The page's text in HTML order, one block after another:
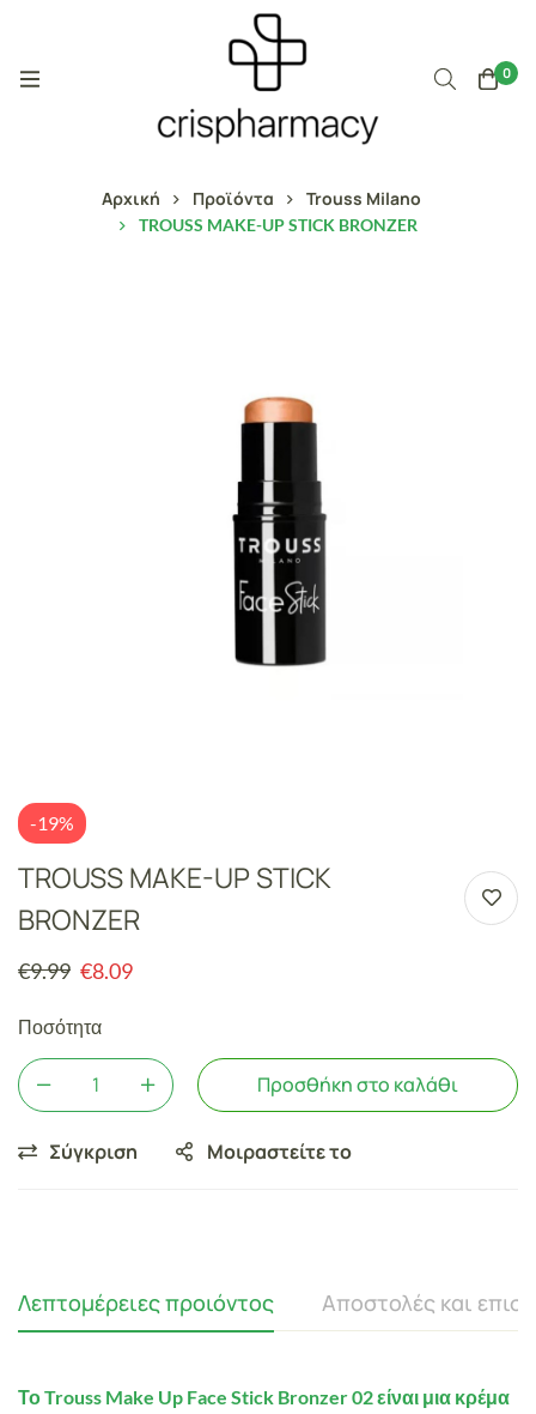
0
Αρχική Προϊόντα Trouss Milano
TROUSS MAKE-UP STICK BRONZER
-19%
TROUSS MAKE-UP STICK
BRONZER
€9.99 €8.09
Ποσότητα
Προσθήκη στο καλάθι
Σύγκριση Μοιραστείτε το
Λεπτομέρειες προιόντος Αποστολές και
Το Trouss Make Up Face Stick Bronzer 02είναι μια κρέμα